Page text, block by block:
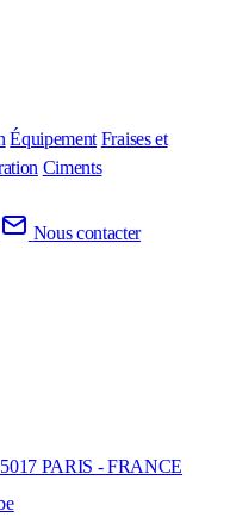
Équipement Fraises et
Ciments
Nous contacter
PARIS - FRANCE